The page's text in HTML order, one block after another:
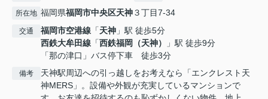
所在地 福岡県福岡市中央区天神３丁目7-34
交通 福岡市空港線 「天神 」駅 徒歩5分
西鉄大牟田線 「西鉄福岡（天神）
」駅 徒歩9分
「那の津口」バス停下車 徒歩3分
備考
天神駅周辺への引っ越しをお考えなら「エンクレスト天
神MERS」。設備や外観が充実しているマンションで